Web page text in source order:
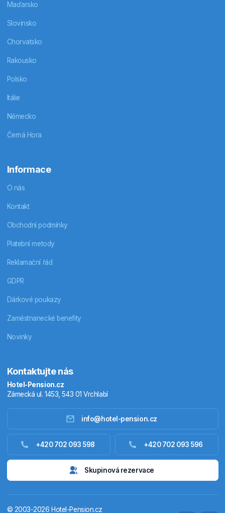
Ubytování zahraniční
Maďarsko
Slovinsko
Chorvatsko
Rakousko
Polsko
Itálie
Německo
Černá Hora
Informace
O nás
Kontakt
Obchodní podmínky
Platební metody
Reklamační řád
GDPR
Dárkové poukazy
Zaměstnanecké benefity
Novinky
Kontaktujte nás
Hotel-Pension.cz
Zámecká ul. 1453, 543 01 Vrchlabí
info@hotel-pension.cz
+420 702 093 598 +420 702 093 596
Skupinová rezervace
© 2003-2026 Hotel-Pension.cz